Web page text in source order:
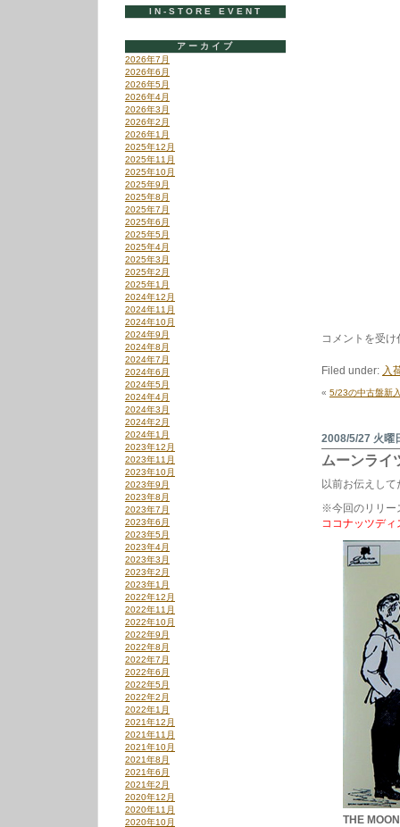
5/31
古
か
ら。
は
コメントを受
Filed under: 入
« 5/23の中古盤新
2008/5/27 火曜
ムーンライ
以前お伝えし
※今回のリリー
ココナッツデ
THE
IN-STORE EVENT
アーカイブ
2026年7月
2026年6月
2026年5月
2026年4月
2026年3月
2026年2月
2026年1月
2025年12月
2025年11月
2025年10月
2025年9月
2025年8月
2025年7月
2025年6月
2025年5月
2025年4月
2025年3月
2025年2月
2025年1月
2024年12月
2024年11月
2024年10月
2024年9月
2024年8月
2024年7月
2024年6月
2024年5月
2024年4月
2024年3月
2024年2月
2024年1月
2023年12月
2023年11月
2023年10月
2023年9月
2023年8月
2023年7月
2023年6月
2023年5月
2023年4月
2023年3月
2023年2月
2023年1月
2022年12月
2022年11月
2022年10月
2022年9月
2022年8月
2022年7月
2022年6月
2022年5月
2022年2月
2022年1月
2021年12月
2021年11月
2021年10月
2021年8月
2021年6月
2021年2月
2020年12月
2020年11月
2020年10月